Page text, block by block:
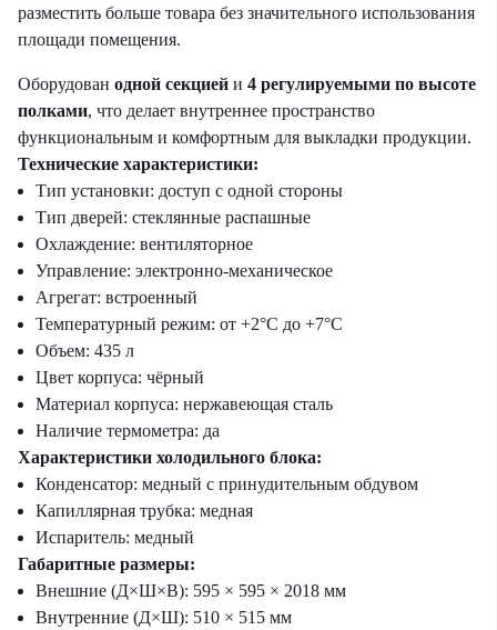
разместить больше товара без значительного использования
площади помещения.
Оборудован одной секцией и 4 регулируемыми по высоте
полками, что делает внутреннее пространство
функциональным и комфортным для выкладки продукции.
Технические характеристики:
Тип установки: доступ с одной стороны
Тип дверей: стеклянные распашные
Охлаждение: вентиляторное
Управление: электронно-механическое
Агрегат: встроенный
Температурный режим: от +2°C до +7°C
Объем: 435 л
Цвет корпуса: чёрный
Материал корпуса: нержавеющая сталь
Наличие термометра: да
Характеристики холодильного блока:
Конденсатор: медный с принудительным обдувом
Капиллярная трубка: медная
Испаритель: медный
Габаритные размеры:
Внешние (Д×Ш×В): 595 × 595 × 2018 мм
Внутренние (Д×Ш): 510 × 515 мм